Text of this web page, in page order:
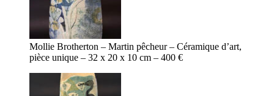
Mollie Brotherton – Martin pêcheur – Céramique d’art,
pièce unique – 32 x 20 x 10 cm – 400 €